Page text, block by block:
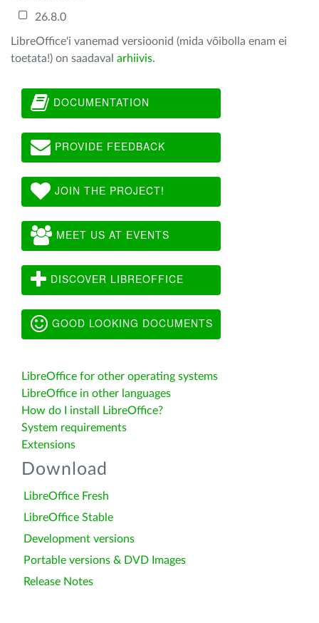
26.8.0
LibreOffice'i vanemad versioonid (mida võibolla enam ei
toetata!) on saadaval arhiivis.
DOCUMENTATION
PROVIDE FEEDBACK
JOIN THE PROJECT!
MEET US AT EVENTS
DISCOVER LIBREOFFICE
GOOD LOOKING DOCUMENTS
LibreOffice for other operating systems
LibreOffice in other languages
How do I install LibreOffice?
System requirements
Extensions
Download
LibreOffice Fresh
LibreOffice Stable
Development versions
Portable versions & DVD Images
Release Notes